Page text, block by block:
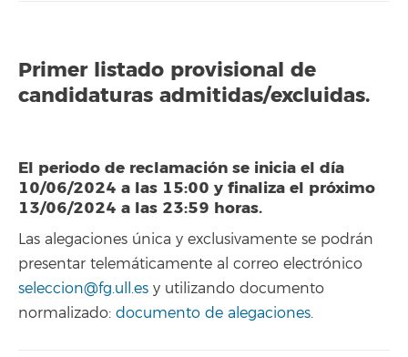
Primer listado provisional de
candidaturas admitidas/excluidas.
El periodo de reclamación se inicia el día
10/06/2024 a las 15:00 y finaliza el próximo
13/06/2024 a las 23:59 horas.
Las alegaciones única y exclusivamente se podrán
presentar telemáticamente al correo electrónico
seleccion@fg.ull.es y utilizando documento
normalizado: documento de alegaciones.